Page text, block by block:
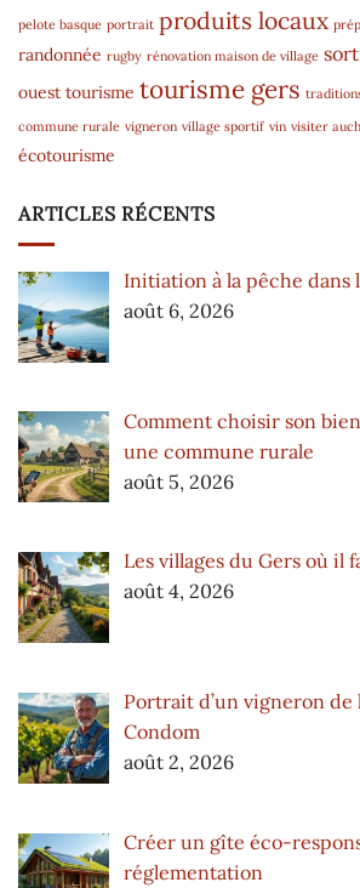
pelote basque portrait produits locaux
randonnée rugby rénovation maison de village
ouest tourisme tourisme gers
commune rurale vigneron village sportif vin visiter auch
écotourisme
ARTICLES RÉCENTS
Initiation à la pêche dans
août 6, 2026
Comment choisir son
une commune rurale
août 5, 2026
Les villages du Gers où il
août 4, 2026
Portrait d’un vigneron de
Condom
août 2, 2026
Créer un gîte éco-
réglementation